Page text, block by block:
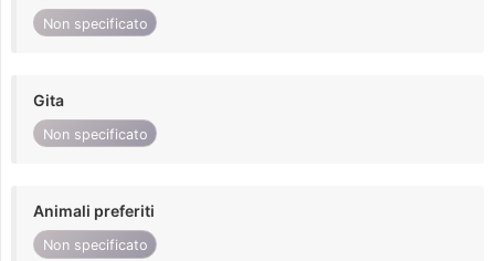
Non specificato
Gita
Non specificato
Animali preferiti
Non specificato